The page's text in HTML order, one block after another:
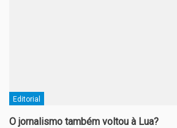
Editorial
O jornalismo também voltou à Lua?